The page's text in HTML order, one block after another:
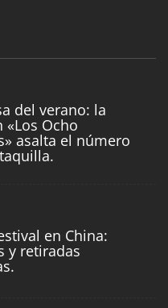
del verano: la
Ocho
asalta el número
en China:
y retiradas